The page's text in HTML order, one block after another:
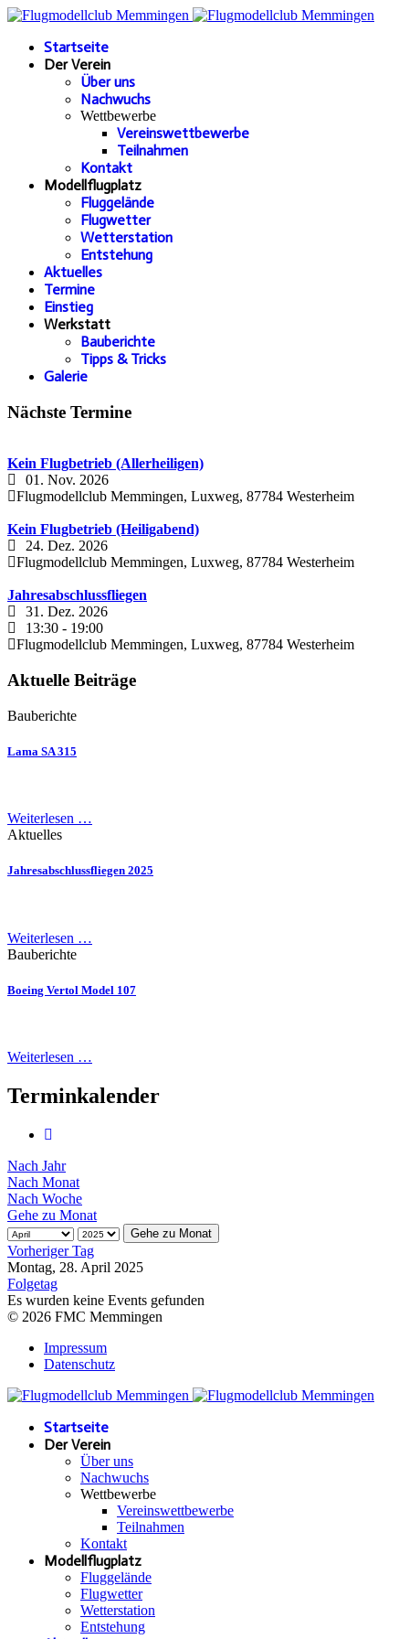
Startseite
Der Verein
Über uns
Nachwuchs
Wettbewerbe
Vereinswettbewerbe
Teilnahmen
Kontakt
Modellflugplatz
Fluggelände
Flugwetter
Wetterstation
Entstehung
Aktuelles
Termine
Einstieg
Werkstatt
Bauberichte
Tipps & Tricks
Galerie
Nächste Termine
Kein Flugbetrieb (Allerheiligen)
01. Nov. 2026
Flugmodellclub Memmingen, Luxweg, 87784 Westerheim
Kein Flugbetrieb (Heiligabend)
24. Dez. 2026
Flugmodellclub Memmingen, Luxweg, 87784 Westerheim
Jahresabschlussfliegen
31. Dez. 2026
13:30 - 19:00
Flugmodellclub Memmingen, Luxweg, 87784 Westerheim
Aktuelle Beiträge
Bauberichte
Lama SA 315
Weiterlesen …
Aktuelles
Jahresabschlussfliegen 2025
Weiterlesen …
Bauberichte
Boeing Vertol Model 107
Weiterlesen …
Terminkalender
Nach Jahr
Nach Monat
Nach Woche
Gehe zu Monat
Gehe zu Monat
Vorheriger Tag
Montag, 28. April 2025
Folgetag
Es wurden keine Events gefunden
© 2026 FMC Memmingen
Impressum
Datenschutz
Startseite
Der Verein
Über uns
Nachwuchs
Wettbewerbe
Vereinswettbewerbe
Teilnahmen
Kontakt
Modellflugplatz
Fluggelände
Flugwetter
Wetterstation
Entstehung